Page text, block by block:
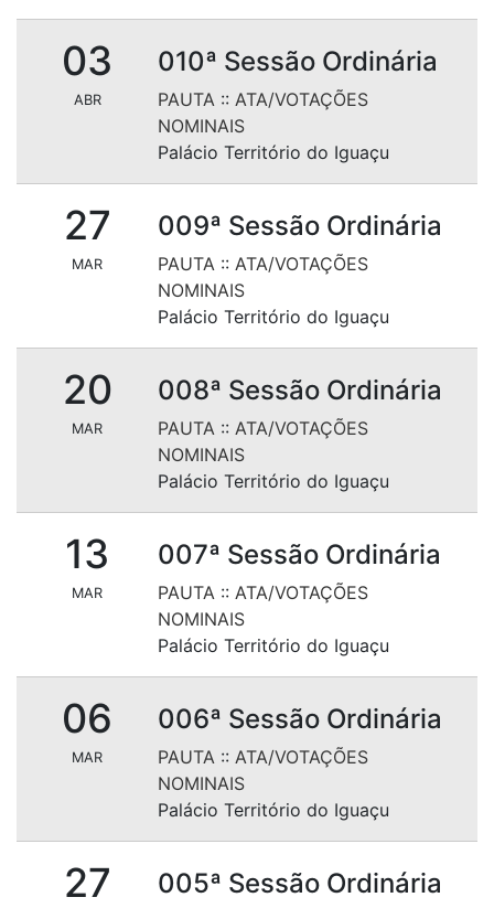
03
ABR
010ª Sessão Ordinária
PAUTA :: ATA/VOTAÇÕES
NOMINAIS
Palácio Território do Iguaçu
27
MAR
009ª Sessão Ordinária
PAUTA :: ATA/VOTAÇÕES
NOMINAIS
Palácio Território do Iguaçu
20
MAR
008ª Sessão Ordinária
PAUTA :: ATA/VOTAÇÕES
NOMINAIS
Palácio Território do Iguaçu
13
MAR
007ª Sessão Ordinária
PAUTA :: ATA/VOTAÇÕES
NOMINAIS
Palácio Território do Iguaçu
06
MAR
006ª Sessão Ordinária
PAUTA :: ATA/VOTAÇÕES
NOMINAIS
Palácio Território do Iguaçu
27 005ª Sessão Ordinária